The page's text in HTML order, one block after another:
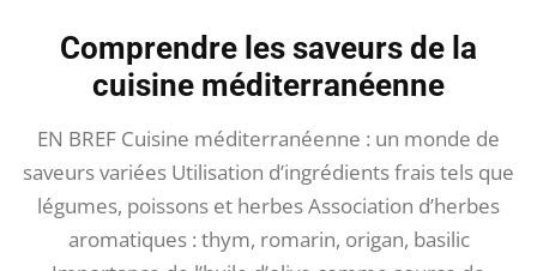
Comprendre les saveurs de la
cuisine méditerranéenne
EN BREF Cuisine méditerranéenne : un monde de
saveurs variées Utilisation d’ingrédients frais tels que
légumes, poissons et herbes Association d’herbes
aromatiques : thym, romarin, origan, basilic